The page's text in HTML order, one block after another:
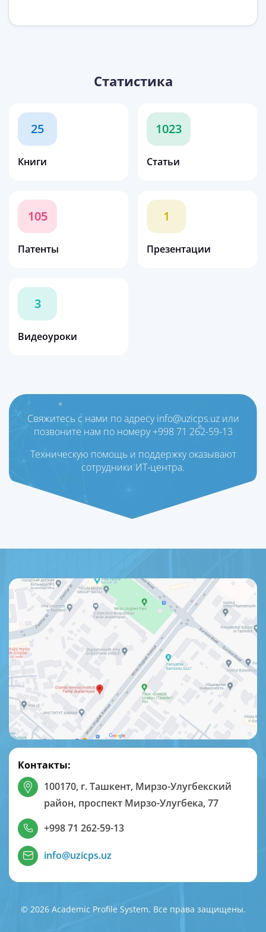
Статистика
25
Книги
1023
Статьи
105
Патенты
1
Презентации
3
Видеоуроки
Свяжитесь с нами по адресу info@uzicps.uz или
позвоните нам по номеру +998 71 262-59-13
Техническую помощь и поддержку оказывают
сотрудники ИТ-центра.
Контакты:
100170, г. Ташкент, Мирзо-Улугбекский
район, проспект Мирзо-Улугбека, 77
+998 71 262-59-13
info@uzicps.uz
© 2026 Academic Profile System. Все права защищены.